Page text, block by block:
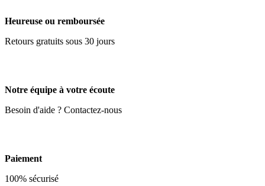
Heureuse ou remboursée
Retours gratuits sous 30 jours
Notre équipe à votre écoute
Besoin d'aide ? Contactez-nous
Paiement
100% sécurisé